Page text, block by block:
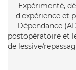
Expérimenté,
d'expérience et
Dépendance
postopératoire et
de lessive/